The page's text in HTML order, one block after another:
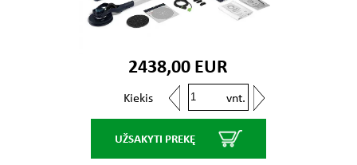
2438,00 EUR
Kiekis vnt.
UŽSAKYTI PREKĘ